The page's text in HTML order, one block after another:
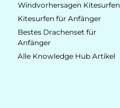
Windvorhersagen Kitesurfen
Kitesurfen für Anfänger
Bestes Drachenset für
Anfänger
Alle Knowledge Hub Artikel